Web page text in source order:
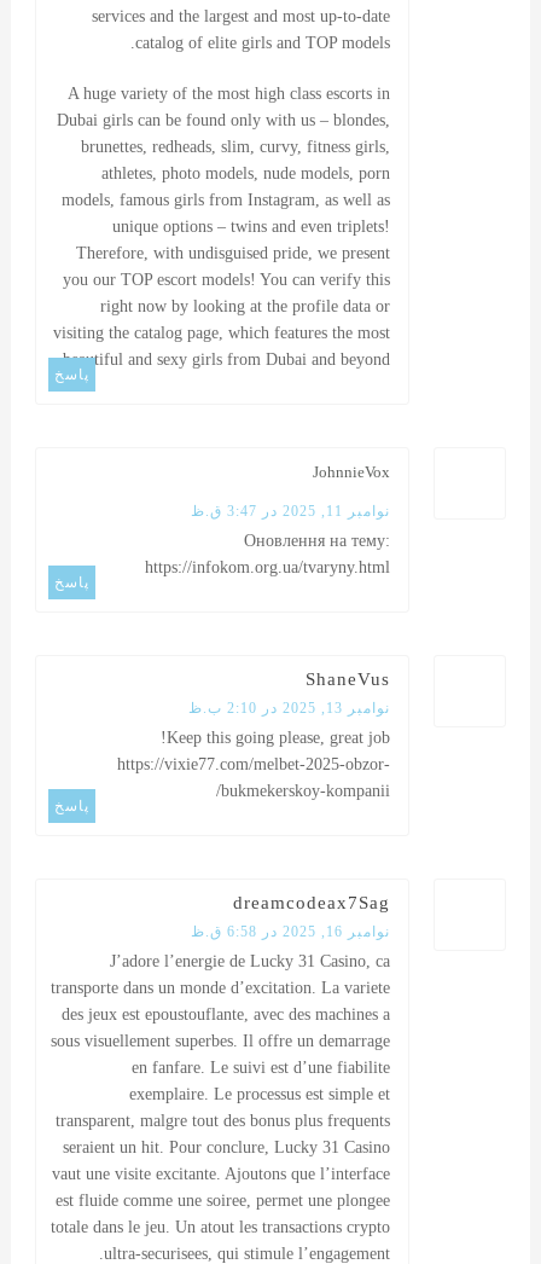
services and the largest and most up-to-date
catalog of elite girls and TOP models.
A huge variety of the mosthigh class escorts in
Dubai girls can be found only with us – blondes,
brunettes, redheads, slim, curvy, fitness girls,
athletes, photo models, nude models, porn
models, famous girls from Instagram, as well as
unique options – twins and even triplets!
Therefore, with undisguised pride, we present
you our TOP escort models! You can verify this
right now by looking at the profile data or
visiting the catalog page, which features the most
beautiful and sexy girls from Dubai and beyond.
پاسخ
JohnnieVox
نوامبر 11, 2025 در 3:47 ق.ظ
Оновлення на тему:
https://infokom.org.ua/tvaryny.html
پاسخ
ShaneVus
نوامبر 13, 2025 در 2:10 ب.ظ
Keep this going please, great job!
https://vixie77.com/melbet-2025-obzor-
bukmekerskoy-kompanii/
پاسخ
dreamcodeax7Sag
نوامبر 16, 2025 در 6:58 ق.ظ
J’adore l’energie de Lucky 31 Casino, ca
transporte dans un monde d’excitation. La variete
des jeux est epoustouflante, avec des machines a
sous visuellement superbes. Il offre un demarrage
en fanfare. Le suivi est d’une fiabilite
exemplaire. Le processus est simple et
transparent, malgre tout des bonus plus frequents
seraient un hit. Pour conclure, Lucky 31 Casino
vaut une visite excitante. Ajoutons que l’interface
est fluide comme une soiree, permet une plongee
totale dans le jeu. Un atout les transactions crypto
ultra-securisees, qui stimule l’engagement.